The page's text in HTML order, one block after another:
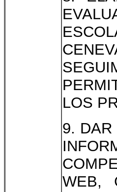
LOS
9. DAR
WEB,